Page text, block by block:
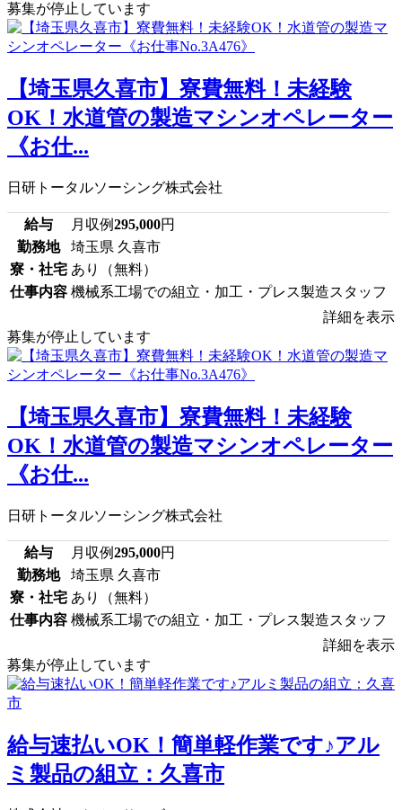
募集が停止しています
【埼玉県久喜市】寮費無料！未経験
OK！水道管の製造マシンオペレーター
《お仕...
日研トータルソーシング株式会社
給与 月収例295,000円
勤務地
埼玉県 久喜市
寮・社宅 あり（無料）
仕事内容 機械系工場での組立・加工・プレス製造スタッフ
詳細を表示
募集が停止しています
【埼玉県久喜市】寮費無料！未経験
OK！水道管の製造マシンオペレーター
《お仕...
日研トータルソーシング株式会社
給与 月収例295,000円
勤務地
埼玉県 久喜市
寮・社宅 あり（無料）
仕事内容 機械系工場での組立・加工・プレス製造スタッフ
詳細を表示
募集が停止しています
給与速払いOK！簡単軽作業です♪アル
ミ製品の組立：久喜市